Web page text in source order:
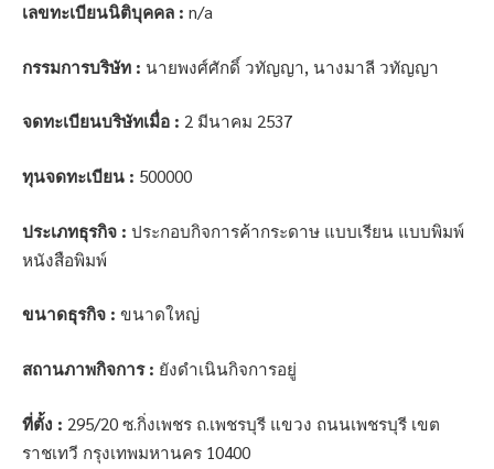
เลขทะเบียนนิติบุคคล : n/a
กรรมการบริษัท : นายพงศ์ศักดิ์ วทัญญา, นางมาลี วทัญญา
จดทะเบียนบริษัทเมื่อ : 2 มีนาคม 2537
ทุนจดทะเบียน : 500000
ประเภทธุรกิจ : ประกอบกิจการค้ากระดาษ แบบเรียน แบบพิมพ์
หนังสือพิมพ์
ขนาดธุรกิจ : ขนาดใหญ่
สถานภาพกิจการ : ยังดำเนินกิจการอยู่
ที่ตั้ง : 295/20 ซ.กิ่งเพชร ถ.เพชรบุรี แขวง ถนนเพชรบุรี เขต
ราชเทวี กรุงเทพมหานคร 10400